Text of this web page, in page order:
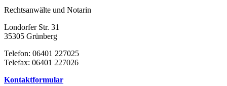
Rechtsanwälte und Notarin
Londorfer Str. 31
35305 Grünberg
Telefon: 06401 227025
Telefax: 06401 227026
Kontaktformular